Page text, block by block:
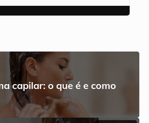
capilar: o que é e como